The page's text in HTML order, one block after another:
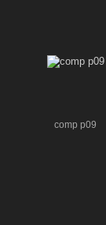
comp p09